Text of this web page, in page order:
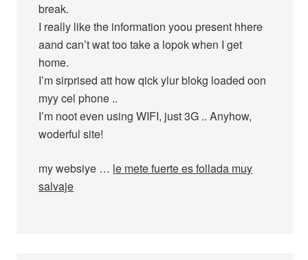
break.
I really like the information yoou present hhere
aand can’t wat too take a lopok when I get
home.
I’m sirprised att how qick ylur blokg loaded oon
myy cel phone ..
I’m noot even using WIFI, just 3G .. Anyhow,
woderful site!
my websiye … le mete fuerte es follada muy
salvaje